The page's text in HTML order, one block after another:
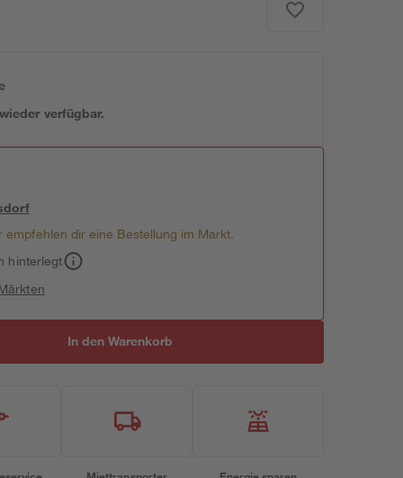
verfügbar.
empfehlen dir eine Bestellung im Markt.
hinterlegt
In den Warenkorb